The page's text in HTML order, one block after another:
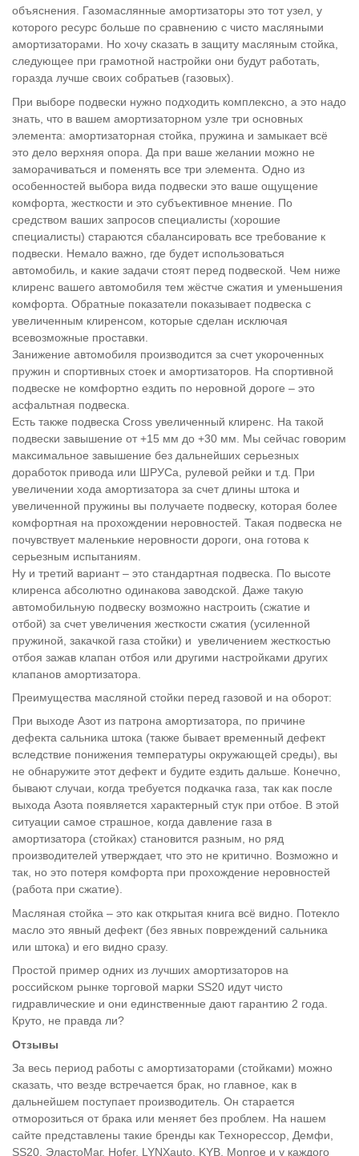
объяснения. Газомаслянные амортизаторы это тот узел, у
которого ресурс больше по сравнению с чисто масляными
амортизаторами. Но хочу сказать в защиту масляным стойка,
следующее при грамотной настройки они будут работать,
горазда лучше своих собратьев (газовых).
При выборе подвески нужно подходить комплексно, а это надо
знать, что в вашем амортизаторном узле три основных
элемента: амортизаторная стойка, пружина и замыкает всё
это дело верхняя опора. Да при ваше желании можно не
заморачиваться и поменять все три элемента. Одно из
особенностей выбора вида подвески это ваше ощущение
комфорта, жесткости и это субъективное мнение. По
средством ваших запросов специалисты (хорошие
специалисты) стараются сбалансировать все требование к
подвески. Немало важно, где будет использоваться
автомобиль, и какие задачи стоят перед подвеской. Чем ниже
клиренс вашего автомобиля тем жёстче сжатия и уменьшения
комфорта. Обратные показатели показывает подвеска с
увеличенным клиренсом, которые сделан исключая
всевозможные проставки.
Занижение автомобиля производится за счет укороченных
пружин и спортивных стоек и амортизаторов. На спортивной
подвеске не комфортно ездить по неровной дороге – это
асфальтная подвеска.
Есть также подвеска Cross увеличенный клиренс. На такой
подвески завышение от +15 мм до +30 мм. Мы сейчас говорим
максимальное завышение без дальнейших серьезных
доработок привода или ШРУСа, рулевой рейки и т.д. При
увеличении хода амортизатора за счет длины штока и
увеличенной пружины вы получаете подвеску, которая более
комфортная на прохождении неровностей. Такая подвеска не
почувствует маленькие неровности дороги, она готова к
серьезным испытаниям.
Ну и третий вариант – это стандартная подвеска. По высоте
клиренса абсолютно одинакова заводской. Даже такую
автомобильную подвеску возможно настроить (сжатие и
отбой) за счет увеличения жесткости сжатия (усиленной
пружиной, закачкой газа стойки) и увеличением жесткостью
отбоя зажав клапан отбоя или другими настройками других
клапанов амортизатора.
Преимущества масляной стойки перед газовой и на оборот:
При выходе Азот из патрона амортизатора, по причине
дефекта сальника штока (также бывает временный дефект
вследствие понижения температуры окружающей среды), вы
не обнаружите этот дефект и будите ездить дальше. Конечно,
бывают случаи, когда требуется подкачка газа, так как после
выхода Азота появляется характерный стук при отбое. В этой
ситуации самое страшное, когда давление газа в
амортизатора (стойках) становится разным, но ряд
производителей утверждает, что это не критично. Возможно и
так, но это потеря комфорта при прохождение неровностей
(работа при сжатие).
Масляная стойка – это как открытая книга всё видно. Потекло
масло это явный дефект (без явных повреждений сальника
или штока) и его видно сразу.
Простой пример одних из лучших амортизаторов на
российском рынке торговой марки SS20 идут чисто
гидравлические и они единственные дают гарантию 2 года.
Круто, не правда ли?
Отзывы
За весь период работы с амортизаторами (стойками) можно
сказать, что везде встречается брак, но главное, как в
дальнейшем поступает производитель. Он старается
отморозиться от брака или меняет без проблем. На нашем
сайте представлены такие бренды как Технорессор, Демфи,
SS20, ЭластоМаг, Hofer, LYNXauto, KYB, Monroe и у каждого